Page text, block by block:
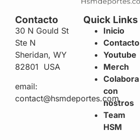
Contacto
30 N Gould St
Ste N
Sheridan, WY
82801 USA
email:
contact@hsmdeportes.com
Quick Links
Inicio
Contacto
Youtube
Merch
Colabora
con
nostros
Team
HSM